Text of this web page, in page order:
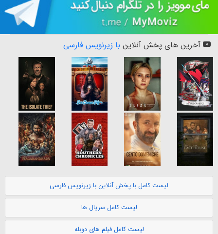
آخرین های پخش آنلاین با زیرنویس فارسی
لیست کامل با پخش آنلاین با زیرنویس فارسی
لیست کامل سریال ها
لیست کامل فیلم های دوبله